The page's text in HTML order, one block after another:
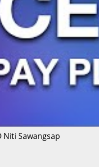
Niti Sawangsap